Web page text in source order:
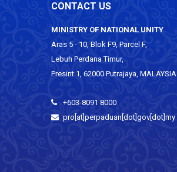
CONTACT US
MINISTRY OF NATIONAL UNITY
Aras 5 - 10, Blok F9, Parcel F,
Lebuh Perdana Timur,
Presint 1, 62000 Putrajaya, MALAYSIA
+603-8091 8000
pro[at]perpaduan[dot]gov[dot]my